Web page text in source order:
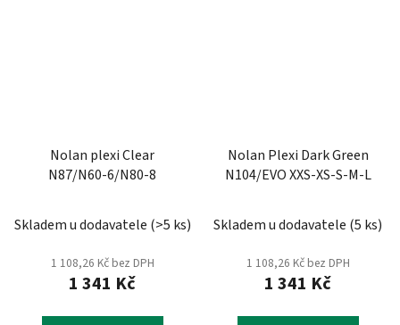
Nolan plexi Clear
N87/N60-6/N80-8
Skladem u dodavatele (>5 ks)
1 108,26 Kč bez DPH
1 341 Kč
Nolan Plexi Dark Green
N104/EVO XXS-XS-S-M-L
Skladem u dodavatele (5 ks)
1 108,26 Kč bez DPH
1 341 Kč